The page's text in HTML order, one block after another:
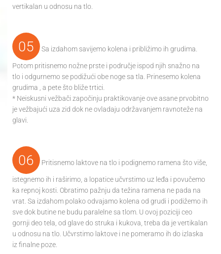
vertikalan u odnosu na tlo.
05 Sa izdahom savijemo kolena i približimo ih grudima.
Potom pritisnemo nožne prste i područje ispod njih snažno na
tlo i odgurnemo se podižući obe noge sa tla. Prinesemo kolena
grudima , a pete što bliže trtici.
* Neiskusni vežbači započinju praktikovanje ove asane prvobitno
je vežbajući uza zid dok ne ovladaju održavanjem ravnoteže na
glavi.
06 Pritisnemo laktove na tlo i podignemo ramena što više,
istegnemo ih i raširimo, a lopatice učvrstimo uz leđa i povučemo
ka repnoj kosti. Obratimo pažnju da težina ramena ne pada na
vrat. Sa izdahom polako odvajamo kolena od grudi i podižemo ih
sve dok butine ne budu paralelne sa tlom. U ovoj poziciji ceo
gornji deo tela, od glave do struka i kukova, treba da je vertikalan
u odnosu na tlo. Učvrstimo laktove i ne pomeramo ih do izlaska
iz finalne poze.